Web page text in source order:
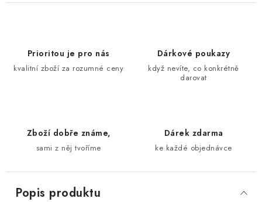
Prioritou je pro nás
kvalitní zboží za rozumné ceny
Dárkové poukazy
když nevíte, co konkrétně
darovat
Zboží dobře známe,
sami z něj tvoříme
Dárek zdarma
ke každé objednávce
Popis produktu